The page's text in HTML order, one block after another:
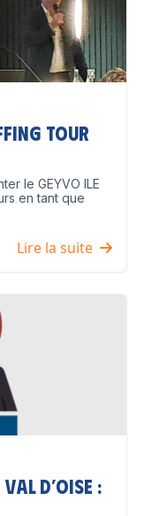
Tour
le GEYVO ILE
en tant que
Lire la suite
d’Oise :